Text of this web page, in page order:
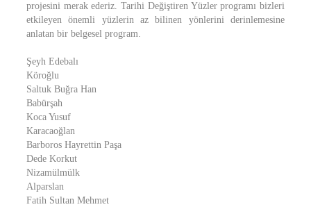
projesini merak ederiz. Tarihi Değiştiren Yüzler programı bizleri
etkileyen önemli yüzlerin az bilinen yönlerini derinlemesine
anlatan bir belgesel program.
Şeyh Edebalı
Köroğlu
Saltuk Buğra Han
Babürşah
Koca Yusuf
Karacaoğlan
Barboros Hayrettin Paşa
Dede Korkut
Nizamülmülk
Alparslan
Fatih Sultan Mehmet